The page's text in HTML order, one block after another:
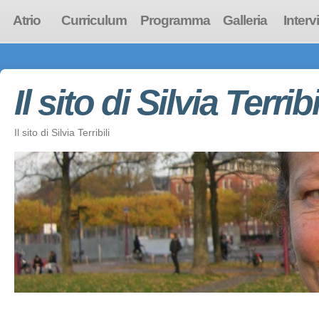
Atrio Curriculum Programma Galleria
Il sito di Silvia
Il sito di Silvia Terribili